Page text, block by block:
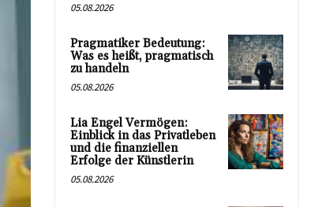
05.08.2026
Pragmatiker Bedeutung:
Was es heißt, pragmatisch
zu handeln
05.08.2026
Lia Engel Vermögen:
Einblick in das Privatleben
und die finanziellen
Erfolge der Künstlerin
05.08.2026